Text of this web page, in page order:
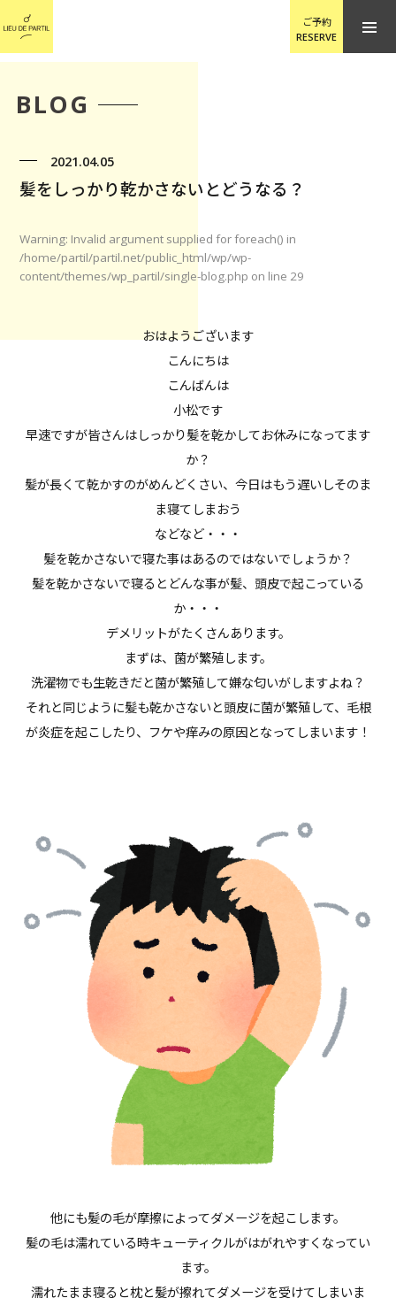
ご予約
RESERVE
BLOG
2021.04.05
髪をしっかり乾かさないとどうなる？
Warning: Invalid argument supplied for foreach() in
/home/partil/partil.net/public_html/wp/wp-
content/themes/wp_partil/single-blog.php on line 29
おはようございます
こんにちは
こんばんは
小松です
早速ですが皆さんはしっかり髪を乾かしてお休みになってます
か？
髪が長くて乾かすのがめんどくさい、今日はもう遅いしそのま
ま寝てしまおう
などなど・・・
髪を乾かさないで寝た事はあるのではないでしょうか？
髪を乾かさないで寝るとどんな事が髪、頭皮で起こっている
か・・・
デメリットがたくさんあります。
まずは、菌が繁殖します。
洗濯物でも生乾きだと菌が繁殖して嫌な匂いがしますよね？
それと同じように髪も乾かさないと頭皮に菌が繁殖して、毛根
が炎症を起こしたり、フケや痒みの原因となってしまいます！
他にも髪の毛が摩擦によってダメージを起こします。
髪の毛は濡れている時キューティクルがはがれやすくなってい
ます。
濡れたまま寝ると枕と髪が擦れてダメージを受けてしまいま